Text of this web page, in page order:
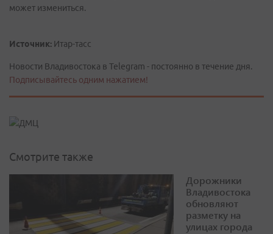
может измениться.
Источник: Итар-тасс
Новости Владивостока в Telegram - постоянно в течение дня.
Подписывайтесь одним нажатием!
Смотрите также
Дорожники
Владивостока
обновляют
разметку на
улицах города